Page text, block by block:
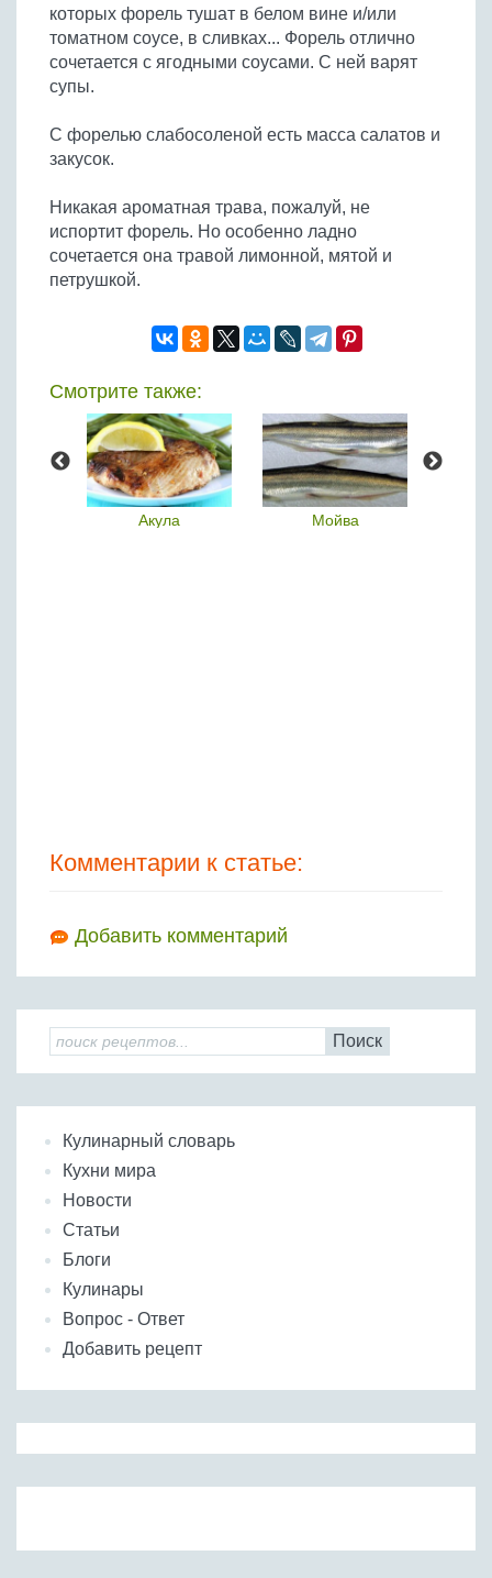
которых форель тушат в белом вине и/или
томатном соусе, в сливках... Форель отлично
сочетается с ягодными соусами. С ней варят
супы.
С форелью слабосоленой есть масса салатов и
закусок.
Никакая ароматная трава, пожалуй, не
испортит форель. Но особенно ладно
сочетается она травой лимонной, мятой и
петрушкой.
Смотрите также:
Акула Мойва
Комментарии к статье:
Добавить комментарий
Поиск
Кулинарный словарь
Кухни мира
Новости
Статьи
Блоги
Кулинары
Вопрос - Ответ
Добавить рецепт